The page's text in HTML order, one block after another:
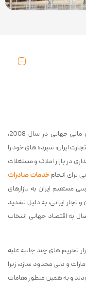
در حالی که سرمایه گذاران جهانی پس از بحران مالی جهانی در سال 2008،
ایران، سپرده های خود را
در بازار املاک و مستغلات
برای انجامخدمات صادرات
مستقیم ایران به بازارهای
تجار ایرانی، به دلیل تشدید
به اقتصاد جهانی انتخاب
تحریم های چند جانبه علیه
و دبی محدود سازد، زیرا
و به همین منظور مقامات